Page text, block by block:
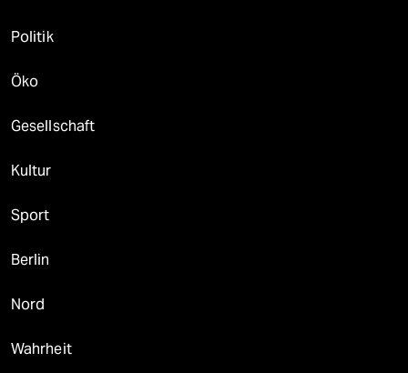
Politik
Öko
Gesellschaft
Kultur
Sport
Berlin
Nord
Wahrheit